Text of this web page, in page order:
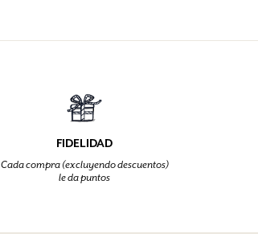
FIDELIDAD
Cada compra (excluyendo descuentos)
le da puntos